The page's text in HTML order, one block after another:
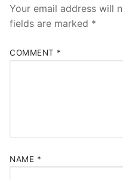
Your email address will
fields are marked *
COMMENT *
NAME *